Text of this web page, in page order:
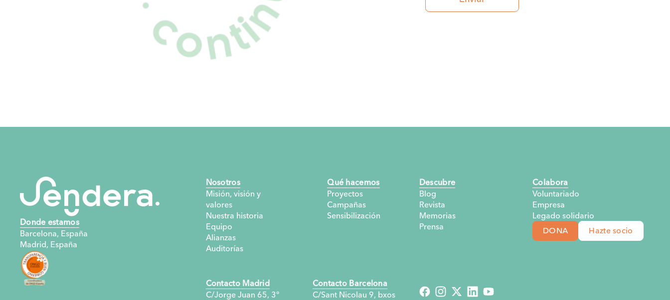
Donde estamos
Barcelona, España
Madrid, España
Nosotros
Misión, visión y
valores
Nuestra historia
Equipo
Alianzas
Auditorías
Qué hacemos
Proyectos
Campañas
Sensibilización
Descubre
Blog
Revista
Memorias
Prensa
Colabora
Voluntariado
Empresa
Legado solidario
DONA Hazte socio
Contacto Madrid
C/Jorge Juan 65, 3°
Contacto Barcelona
C/Sant Nicolau 9, bxos